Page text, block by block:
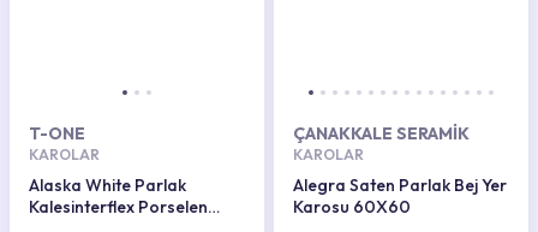
T-ONE
KAROLAR
Alaska White Parlak
Kalesinterflex Porselen
ÇANAKKALE SERAMİK
KAROLAR
Alegra Saten Parlak Bej Yer
Karosu 60X60